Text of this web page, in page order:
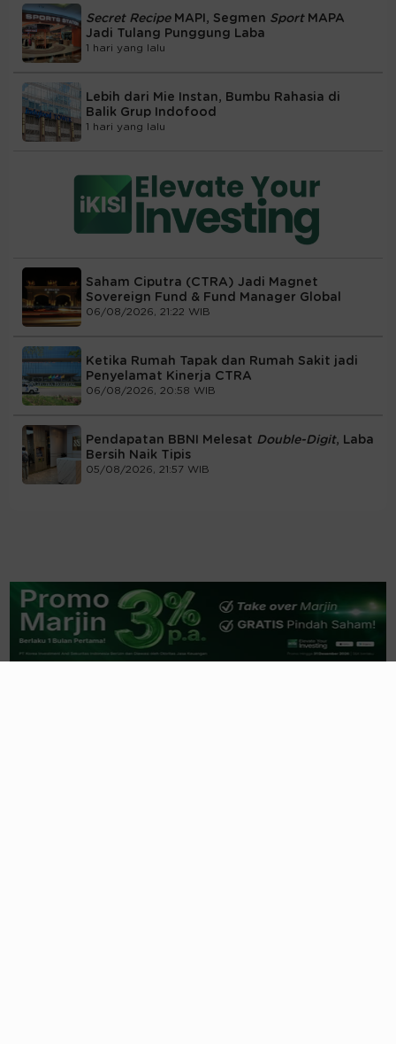
Secret RecipeMAPI, Segmen Sport MAPA
Jadi Tulang Punggung Laba
1 hari yang lalu
Lebih dari Mie Instan, Bumbu Rahasia di
Balik Grup Indofood
1 hari yang lalu
Saham Ciputra (CTRA) Jadi Magnet
Sovereign Fund & Fund Manager Global
06/08/2026, 21:22 WIB
Ketika Rumah Tapak dan Rumah Sakit jadi
Penyelamat Kinerja CTRA
06/08/2026, 20:58 WIB
Pendapatan BBNI Melesat Double-Digit, Laba
Bersih Naik Tipis
05/08/2026, 21:57 WIB